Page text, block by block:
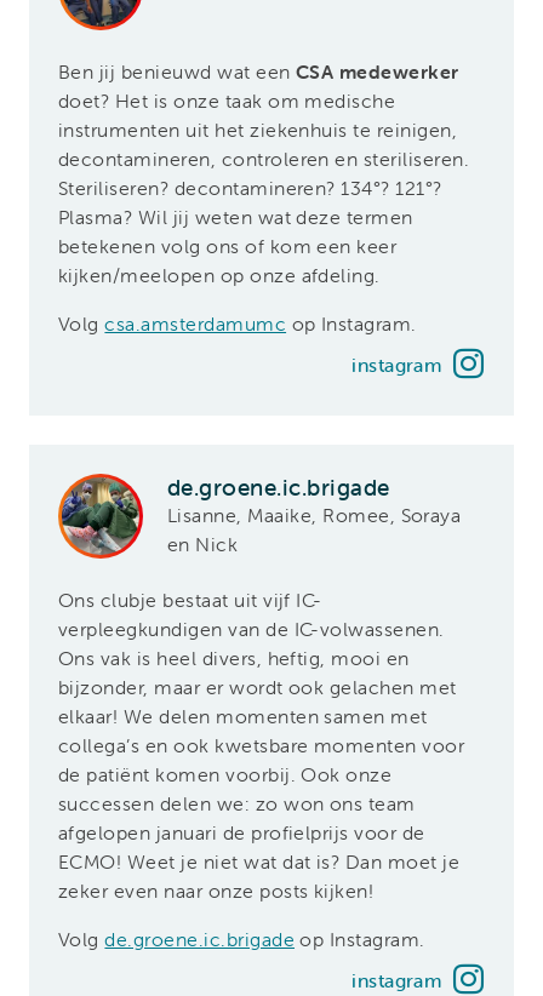
Ben jij benieuwd wat een CSA medewerker
doet? Het is onze taak om medische
instrumenten uit het ziekenhuis te reinigen,
decontamineren, controleren en steriliseren.
Steriliseren? decontamineren? 134°? 121°?
Plasma? Wil jij weten wat deze termen
betekenen volg ons of kom een keer
kijken/meelopen op onze afdeling.
Volgcsa.amsterdamumc op Instagram.
instagram
de.groene.ic.brigade
Lisanne, Maaike, Romee, Soraya
en Nick
Ons clubje bestaat uit vijf IC-
verpleegkundigen van de IC-volwassenen.
Ons vak is heel divers, heftig, mooi en
bijzonder, maar er wordt ook gelachen met
elkaar! We delen momenten samen met
collega’s en ook kwetsbare momenten voor
de patiënt komen voorbij. Ook onze
successen delen we: zo won ons team
afgelopen januari de profielprijs voor de
ECMO! Weet je niet wat dat is? Dan moet je
zeker even naar onze posts kijken!
Volgde.groene.ic.brigade op Instagram.
instagram